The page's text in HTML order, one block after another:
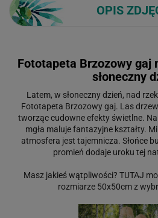
OPIS
Fototapeta Brzozowy gaj
słoneczny
Latem, w słoneczny dzień, nad
Fototapeta Brzozowy gaj. Las
tworząc cudowne efekty świetlne. Na
mgła maluje fantazyjne kształty.
atmosfera jest tajemnicza. Słońce
promień dodaje uroku tej
Masz jakieś wątpliwości? TUTAJ
rozmiarze 50x50cm z